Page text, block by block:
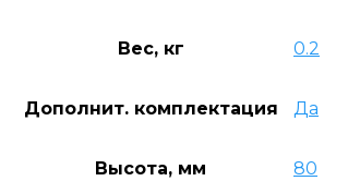
Вес, кг 0.2
Дополнит. комплектация Да
Высота, мм 80